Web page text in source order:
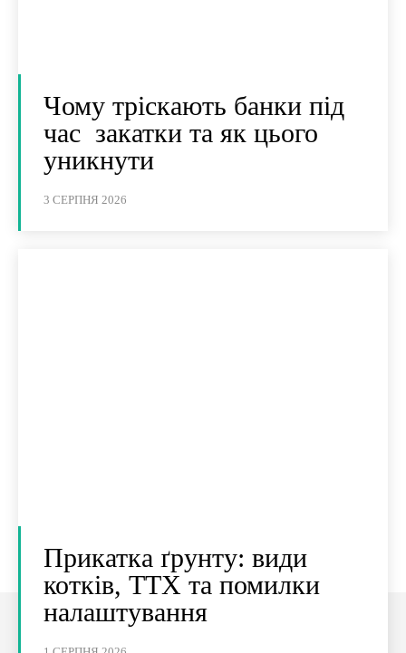
Чому тріскають банки під
час закатки та як цього
уникнути
3 СЕРПНЯ 2026
Прикатка ґрунту: види
котків, ТТХ та помилки
налаштування